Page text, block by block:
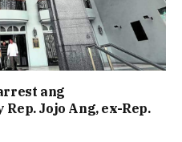
ang
Jojo Ang, ex-Rep.